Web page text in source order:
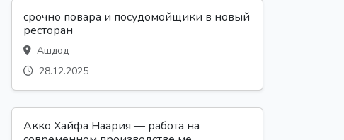
срочно повара и посудомойщики в новый
ресторан
Ашдод
28.12.2025
Акко Хайфа Наария — работа на